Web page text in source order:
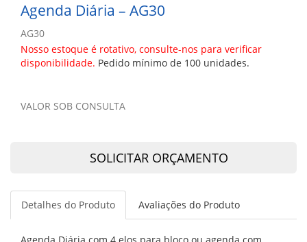
Agenda Diária – AG30
AG30
Nosso estoque é rotativo, consulte-nos para verificar
disponibilidade. Pedido mínimo de 100 unidades.
VALOR SOB CONSULTA
SOLICITAR ORÇAMENTO
Detalhes do Produto Avaliações do Produto